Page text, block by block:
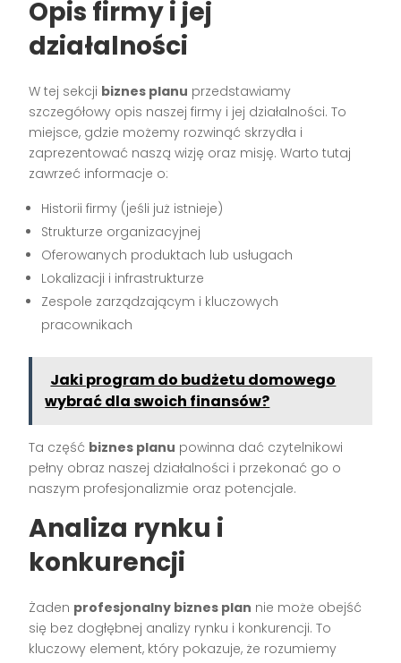
Opis firmy i jej
działalności
W tej sekcji biznes planu przedstawiamy
szczegółowy opis naszej firmy i jej działalności. To
miejsce, gdzie możemy rozwinąć skrzydła i
zaprezentować naszą wizję oraz misję. Warto tutaj
zawrzeć informacje o:
Historii firmy (jeśli już istnieje)
Strukturze organizacyjnej
Oferowanych produktach lub usługach
Lokalizacji i infrastrukturze
Zespole zarządzającym i kluczowych
pracownikach
Jaki program do budżetu domowego
wybrać dla swoich finansów?
Ta część biznes planu powinna dać czytelnikowi
pełny obraz naszej działalności i przekonać go o
naszym profesjonalizmie oraz potencjale.
Analiza rynku i
konkurencji
Żaden profesjonalny biznes plan nie może obejść
się bez dogłębnej analizy rynku i konkurencji. To
kluczowy element, który pokazuje, że rozumiemy